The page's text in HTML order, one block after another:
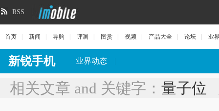
RSS
首页 新闻 导购 评测 图赏 视频 产品大全 论坛 业
新锐手机 业界动态
相关文章 and 关键字： 量子位